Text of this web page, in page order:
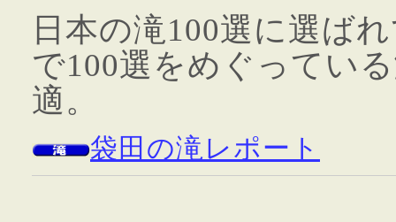
日本の滝100選に選ば
で100選をめぐってい
適。
袋田の滝レポート